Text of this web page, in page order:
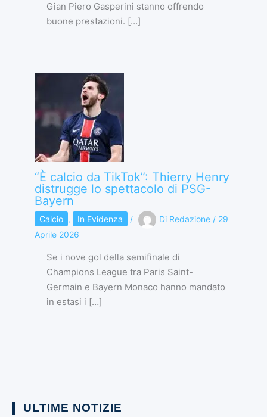
Gian Piero Gasperini stanno offrendo
buone prestazioni. […]
“È calcio da TikTok”: Thierry Henry
distrugge lo spettacolo di PSG-
Bayern
Calcio , In Evidenza / Di Redazione / 29
Aprile 2026
Se i nove gol della semifinale di
Champions League tra Paris Saint-
Germain e Bayern Monaco hanno mandato
in estasi i […]
ULTIME NOTIZIE